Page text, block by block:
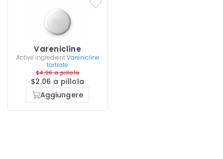
Varenicline
Active ingredientVarenicline
tartrate
$4.96 a pillola
$2.06 a pillola
Aggiungere